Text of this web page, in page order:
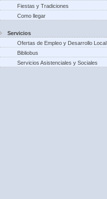
Fiestas y Tradiciones
Como llegar
Servicios
Ofertas de Empleo y Desarrollo Local
Bibliobus
Servicios Asistenciales y Sociales